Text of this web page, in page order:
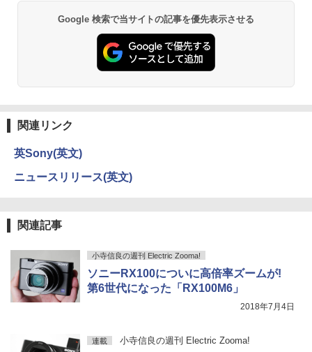
Google 検索で当サイトの記事を優先表示させる
関連リンク
英Sony(英文)
ニュースリリース(英文)
関連記事
小寺信良の週刊 Electric Zooma!
ソニーRX100についに高倍率ズームが!
第6世代になった「RX100M6」
2018年7月4日
連載 小寺信良の週刊 Electric Zooma!